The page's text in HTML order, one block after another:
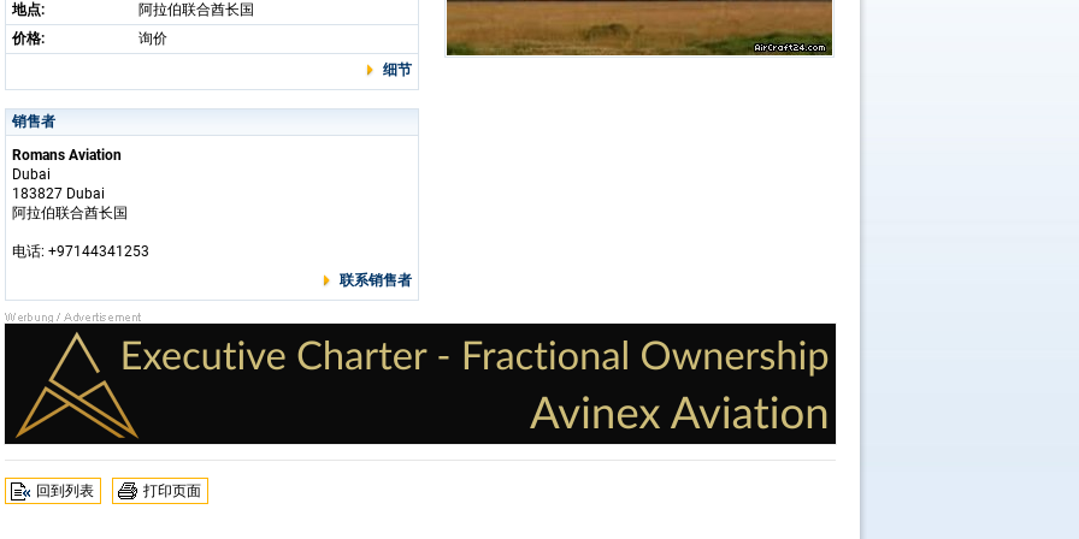
地点:
阿拉伯联合酋长国
价格:
询价
细节
销售者
Romans Aviation
Dubai
183827 Dubai
阿拉伯联合酋长国
电话: +97144341253
联系销售者
回到列表 打印页面